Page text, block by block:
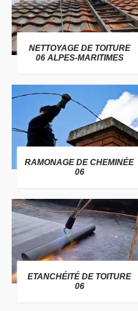
NETTOYAGE DE TOITURE
06 ALPES-MARITIMES
RAMONAGE DE CHEMINÉE
06
ETANCHÉITÉ DE TOITURE
06